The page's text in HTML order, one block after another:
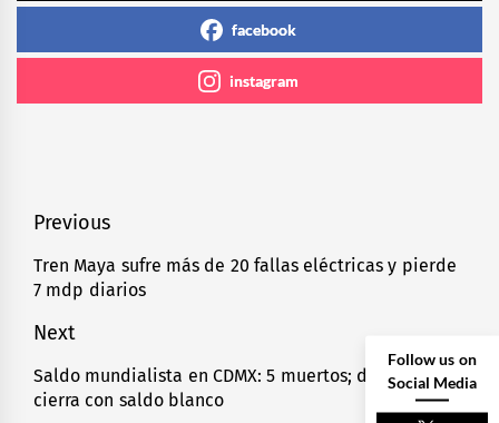
facebook
instagram
Navegación
de
entradas
Previous
Previous
post:
Tren Maya sufre más de 20 fallas eléctricas y pierde
7 mdp diarios
Next
Next
post:
Saldo mundialista en CDMX: 5 muertos; domingo
cierra con saldo blanco
Follow us on
Social Media